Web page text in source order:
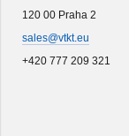
120 00 Praha 2
sales@vtkt.eu
+420 777 209 321